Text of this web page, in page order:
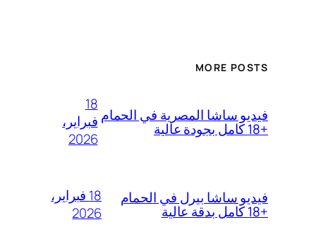
MORE POSTS
فيديو ساشا المصرية في الحمام
+18 كامل بجودة عالية
18
فبراير،
2026
فيديو ساشا بيرل في الحمام
+18 كامل بدقة عالية
18 فبراير،
2026